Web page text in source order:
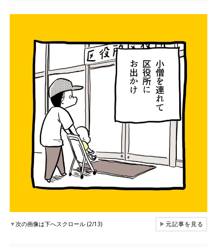
▼次の画像は下へスクロール (2/13) ▶元記事を見る